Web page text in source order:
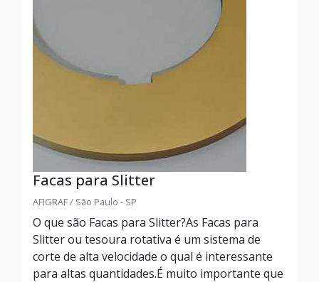
Facas para Slitter
AFIGRAF / São Paulo - SP
O que são Facas para Slitter?As Facas para
Slitter ou tesoura rotativa é um sistema de
corte de alta velocidade o qual é interessante
para altas quantidades.É muito importante que